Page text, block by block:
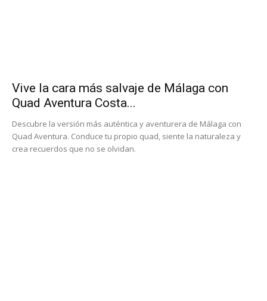
Vive la cara más salvaje de Málaga con
Quad Aventura Costa...
Descubre la versión más auténtica y aventurera de Málaga con
Quad Aventura. Conduce tu propio quad, siente la naturaleza y
crea recuerdos que no se olvidan.